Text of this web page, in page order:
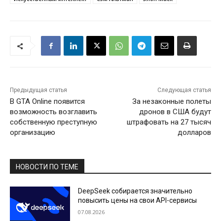
Предыдущая статья
В GTA Online появится
возможность возглавить
собственную преступную
организацию
Следующая статья
За незаконные полеты
дронов в США будут
штрафовать на 27 тысяч
долларов
НОВОСТИ ПО ТЕМЕ
DeepSeek собирается значительно
повысить цены на свои API-сервисы
07.08.2026